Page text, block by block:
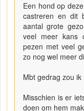
Een hond op
castreren en dit
aantal grote
veel meer kans
pezen met veel
zo nog wel meer
Mbt gedrag zou
Misschien is er
doen om hem